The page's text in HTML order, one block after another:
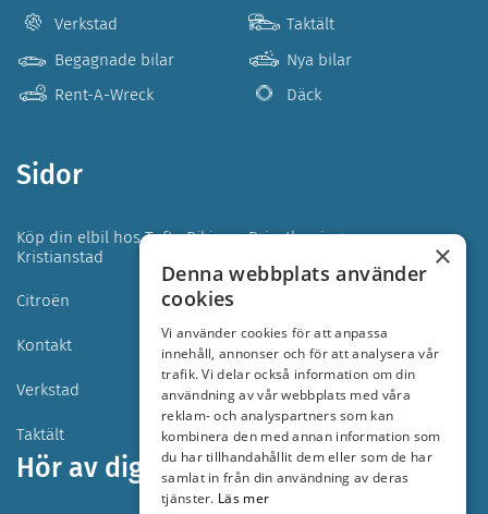
Verkstad
Taktält
Begagnade bilar
Nya bilar
Rent-A-Wreck
Däck
Sidor
Köp din elbil hos Tofta Bil i
Kristianstad
Privatleasing
Citroën
Kontakt Begagnade bilar
Verkstad Hyrbilar
Taktält
Hör av dig
×
Denna webbplats använder
cookies
Vi använder cookies för att anpassa
innehåll, annonser och för att analysera vår
trafik. Vi delar också information om din
användning av vår webbplats med våra
reklam- och analyspartners som kan
kombinera den med annan information som
du har tillhandahållit dem eller som de har
samlat in från din användning av deras
tjänster. Läs mer